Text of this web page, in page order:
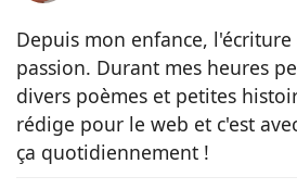
Depuis mon enfance,
passion. Durant mes heures
divers poèmes et petites
rédige pour le web et c'est
ça quotidiennement !